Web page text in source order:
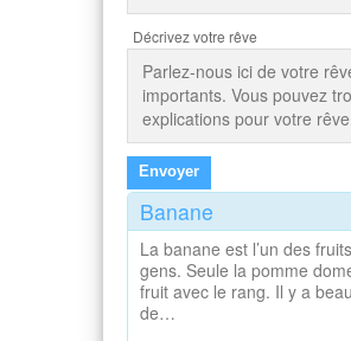
Décrivez votre rêve
Envoyer
Banane
La banane est l’un des
gens. Seule la pomme
fruit avec le rang. Il y a
de…